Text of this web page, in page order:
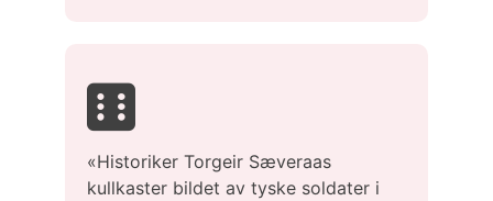
«Historiker Torgeir Sæveraas
kullkaster bildet av tyske soldater i